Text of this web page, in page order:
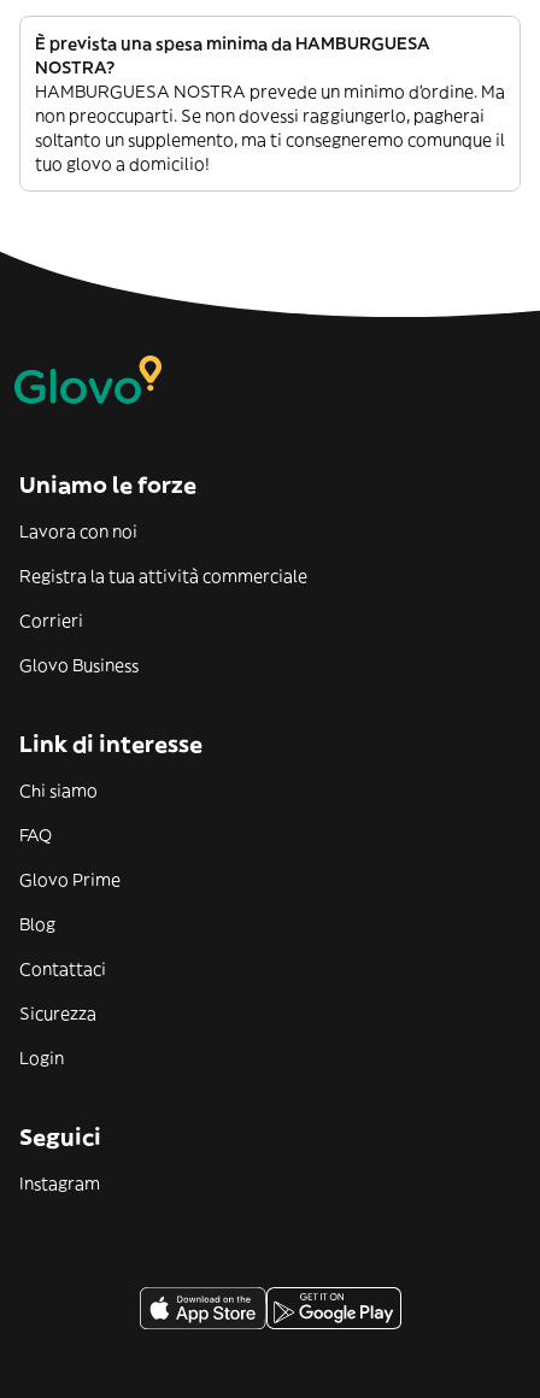
È prevista una spesa minima da HAMBURGUESA
NOSTRA?
HAMBURGUESA NOSTRA prevede un minimo d’ordine. Ma
non preoccuparti. Se non dovessi raggiungerlo, pagherai
soltanto un supplemento, ma ti consegneremo comunque il
tuo glovo a domicilio!
Uniamo le forze
Lavora con noi
Registra la tua attività commerciale
Corrieri
Glovo Business
Link di interesse
Chi siamo
FAQ
Glovo Prime
Blog
Contattaci
Sicurezza
Login
Seguici
Instagram